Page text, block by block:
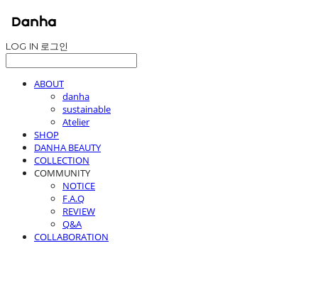
LOG IN 로그인
ABOUT
danha
sustainable
Atelier
SHOP
DANHA BEAUTY
COLLECTION
COMMUNITY
NOTICE
F.A.Q
REVIEW
Q&A
COLLABORATION